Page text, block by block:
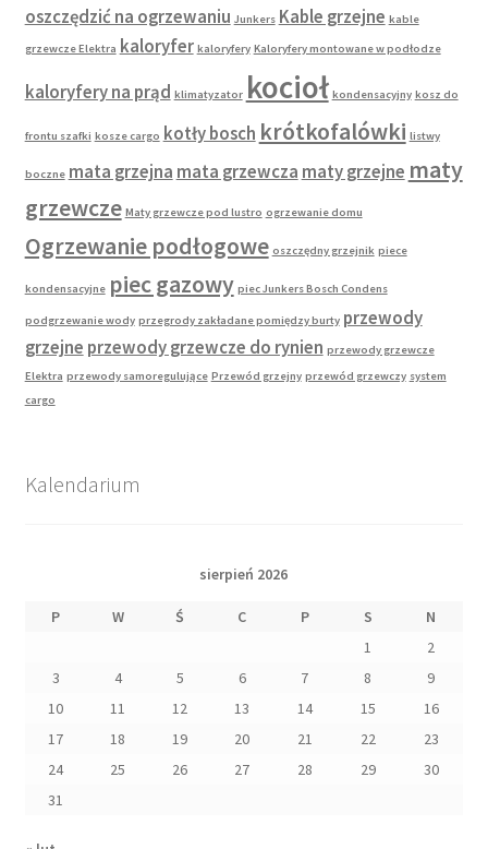
oszczędzić na ogrzewaniu Junkers Kable grzejne kable
grzewcze Elektra kaloryfer kaloryfery Kaloryfery montowane w podłodze
kaloryfery na prąd klimatyzator kocioł kondensacyjny kosz do
frontu szafki kosze cargo kotły bosch krótkofalówki listwy
boczne mata grzejna mata grzewcza maty grzejne maty
grzewcze Maty grzewcze pod lustro ogrzewanie domu
Ogrzewanie podłogowe oszczędny grzejnik piece
kondensacyjne piec gazowy piec Junkers Bosch Condens
podgrzewanie wody przegrody zakładane pomiędzy burty przewody
grzejne przewody grzewcze do rynien przewody grzewcze
Elektra przewody samoregulujące Przewód grzejny przewód grzewczy system
cargo
Kalendarium
sierpień 2026
P W Ś C P S
N
1
2
3
4 5 6 7 8
9
10
11 12 13 14 15
16
17
18 19 20 21 22
23
24
25 26 27 28 29
30
31